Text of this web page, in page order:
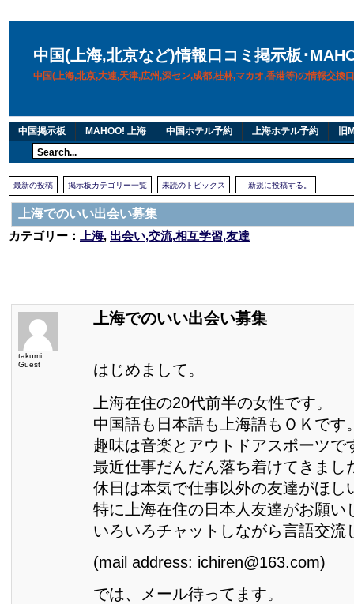
中国(上海,北京など)情報口コミ掲示板･
中国(上海,北京,大連,天津,広州,深セン,成都,桂林,マカオ,香港等)の情報交換
中国掲示板 MAHOO! 上海 中国ホテル予約 上海ホテル予約 旧
最新の投稿 掲示板カテゴリー一覧 未読のトピックス 新規に投稿する。
上海でのいい出会い募集
カテゴリー：
上海, 出会い,交流,相互学習,友達
takumi
Guest
上海でのいい出会い募集
はじめまして。
上海在住の20代前半の女性です。
中国語も日本語も上海語もＯＫです
趣味は音楽とアウトドアスポーツで
最近仕事だんだん落ち着けてきまし
休日は本気で仕事以外の友達がほし
特に上海在住の日本人友達がお願い
いろいろチャットしながら言語交流
(mail address: ichiren@163.com)
では、メール待ってます。